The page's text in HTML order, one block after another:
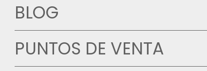
BLOG
PUNTOS DE VENTA